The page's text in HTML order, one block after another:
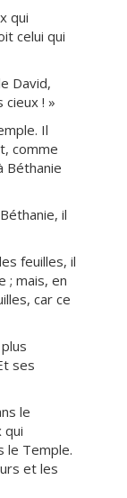
qui
celui qui
David,
! »
Il
comme
Béthanie
il
feuilles, il
; mais, en
car ce
ses
le
qui
le Temple.
et les